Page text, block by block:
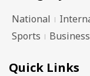
National
Sports
Business
Quick Links